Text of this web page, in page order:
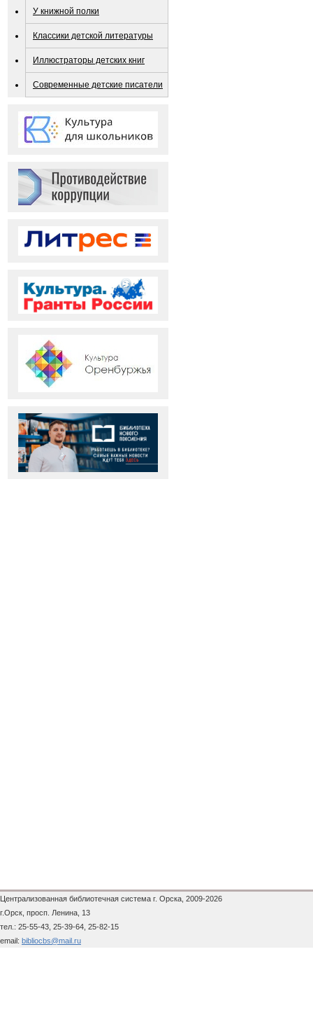
У книжной полки
Классики детской литературы
Иллюстраторы детских книг
Современные детские писатели
Централизованная библиотечная система г. Орска, 2009-2026
г.Орск, просп. Ленина, 13
тел.: 25-55-43, 25-39-64, 25-82-15
email: bibliocbs@mail.ru